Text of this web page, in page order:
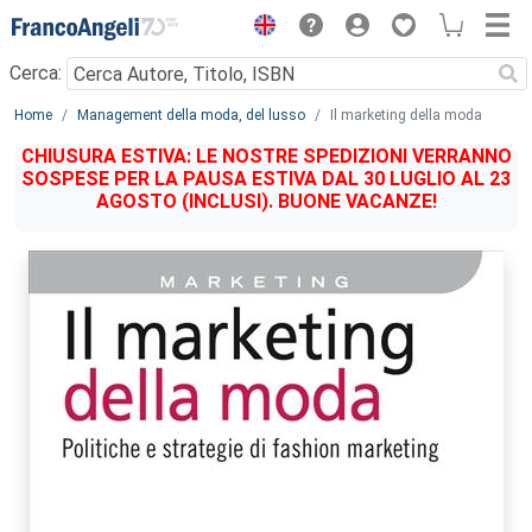
Menu
Cerca:
Main content
Home Management della moda, del lusso Il marketing della moda
CHIUSURA ESTIVA: LE NOSTRE SPEDIZIONI VERRANNO
SOSPESE PER LA PAUSA ESTIVA DAL 30 LUGLIO AL 23
AGOSTO (INCLUSI). BUONE VACANZE!